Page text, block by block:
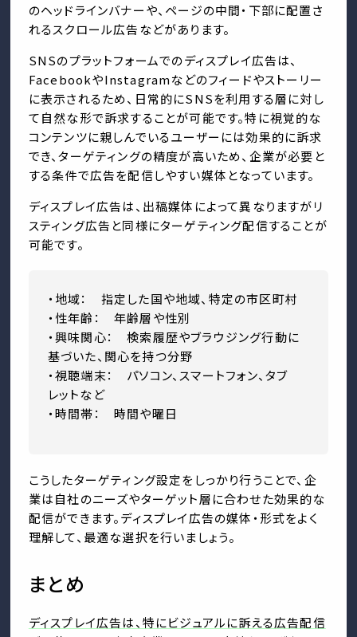
のヘッドラインバナーや、ページの中間・下部に配置さ
れるスクロール広告などがあります。
SNSのプラットフォームでのディスプレイ広告は、
FacebookやInstagramなどのフィードやストーリー
に表示されるため、日常的にSNSを利用する層に対し
て自然な形で訴求することが可能です。特に視覚的な
コンテンツに親しんでいるユーザーには効果的に訴求
でき、ターゲティングの精度が高いため、企業が必要と
する条件で広告を配信しやすい媒体となっています。
ディスプレイ広告は、出稿媒体によって異なりますがリ
スティング広告と同様にターゲティング配信することが
可能です。
・地域： 指定した国や地域、特定の市区町村
・性年齢： 年齢層や性別
・興味関心： 検索履歴やブラウジング行動に
基づいた、関心を持つ分野
・視聴端末： パソコン、スマートフォン、タブ
レットなど
・時間帯： 時間や曜日
こうしたターゲティング設定をしっかり行うことで、企
業は自社のニーズやターゲット層に合わせた効果的な
配信ができます。ディスプレイ広告の媒体・形式をよく
理解して、最適な選択を行いましょう。
まとめ
ディスプレイ広告は、特にビジュアルに訴える広告配信